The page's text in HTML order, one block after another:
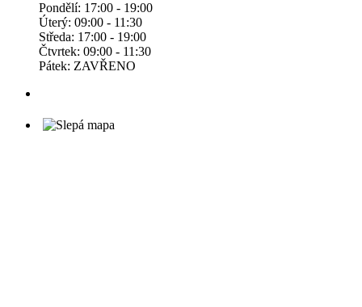
Pondělí: 17:00 - 19:00
Úterý: 09:00 - 11:30
Středa: 17:00 - 19:00
Čtvrtek: 09:00 - 11:30
Pátek: ZAVŘENO